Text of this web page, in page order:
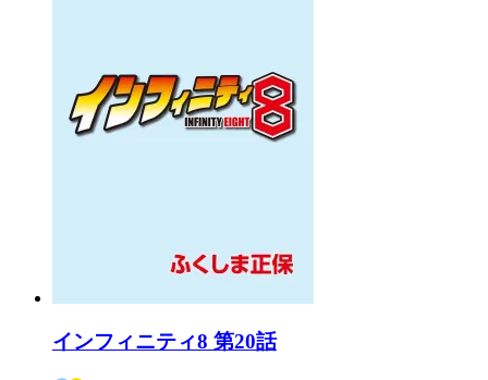
インフィニティ8 第20話